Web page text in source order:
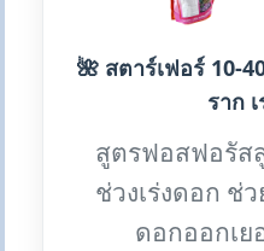
🌺 สตาร์เฟอร์ 10-
ราก
สูตรฟอสฟอรัส
ช่วงเร่งดอก ช่
ดอกออกเ